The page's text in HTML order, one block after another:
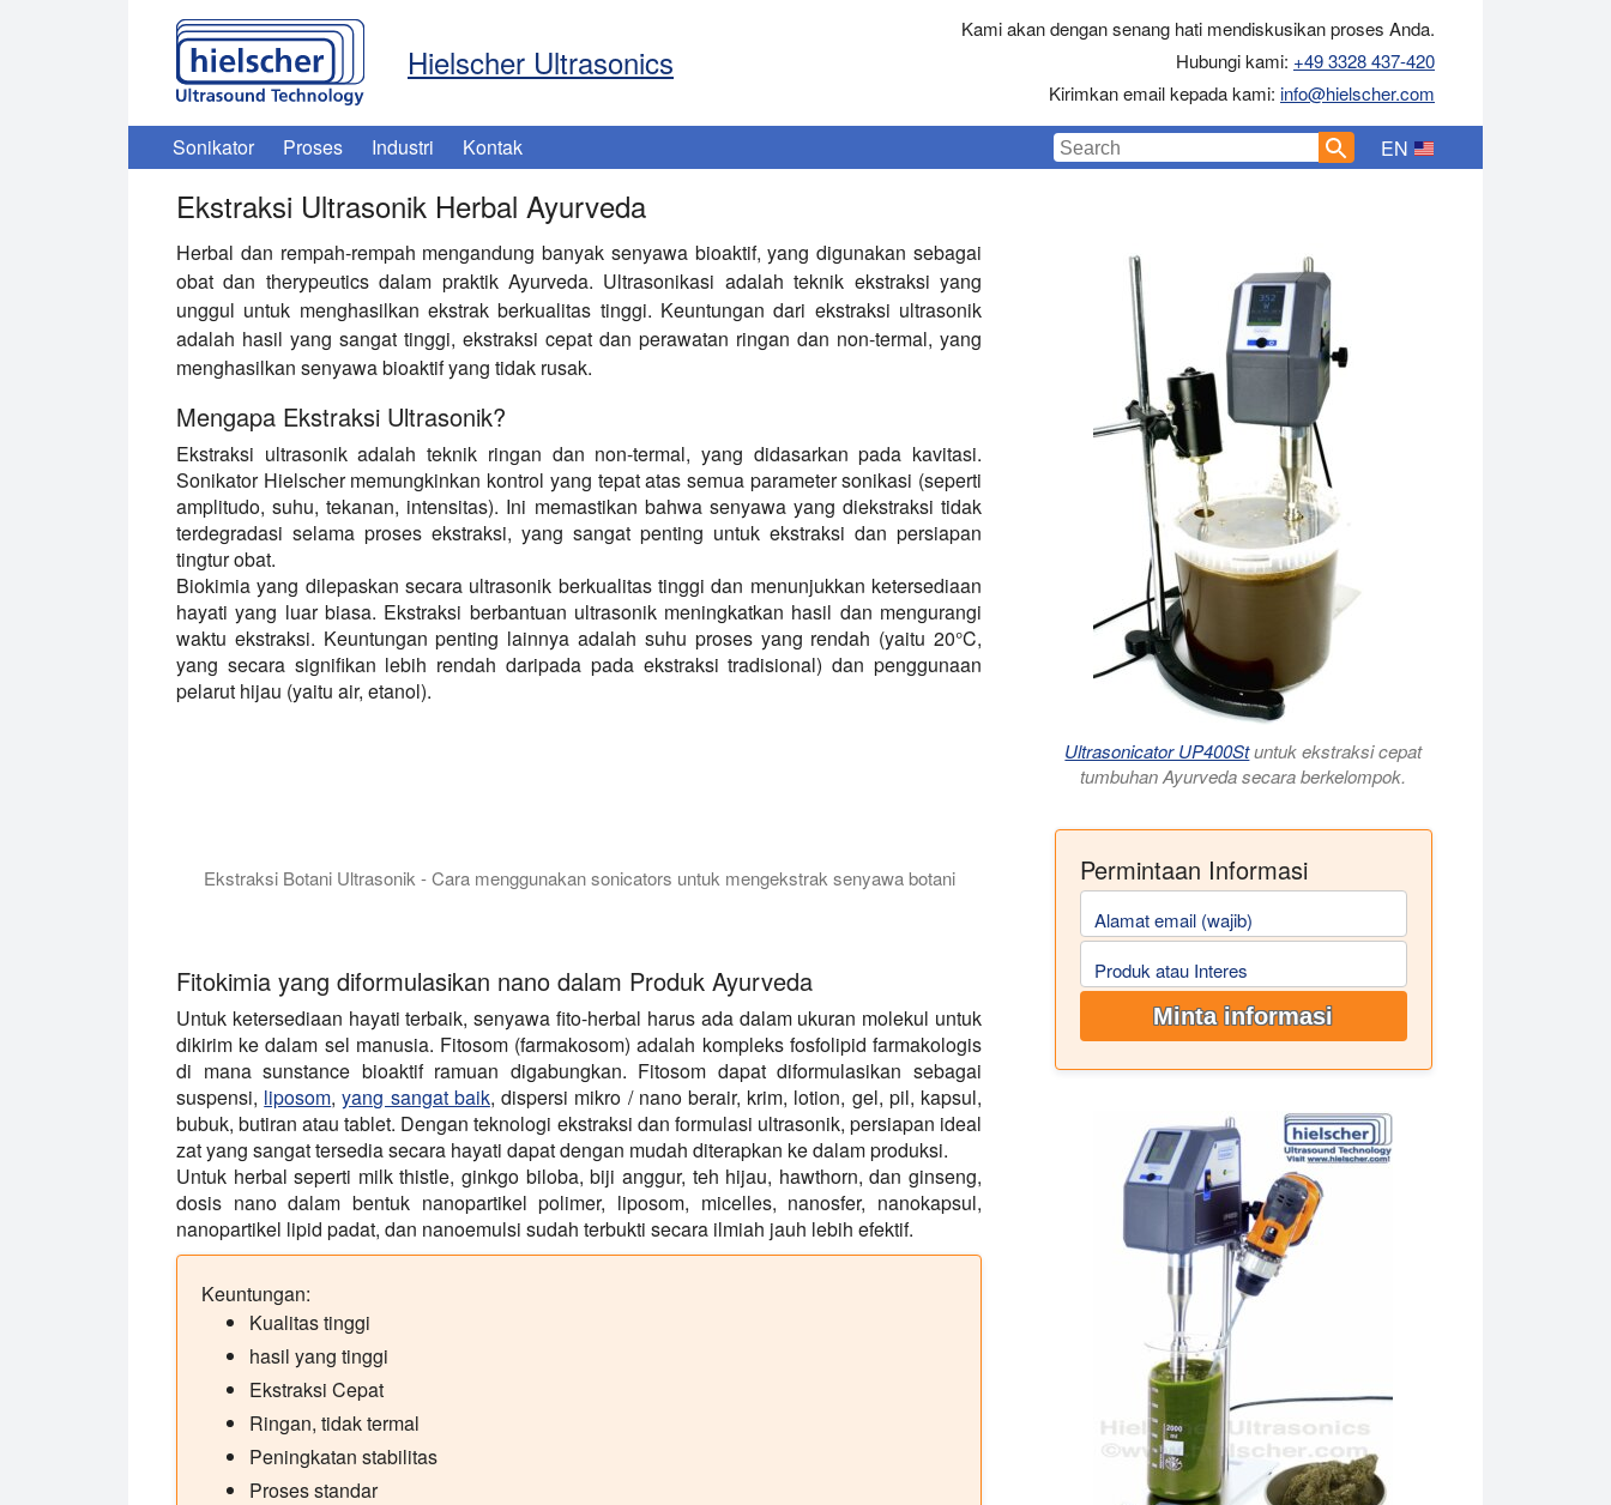
Hielscher Ultrasonics
Kami akan dengan senang hati mendiskusikan proses Anda.
Hubungi kami: +49 3328 437-420
Kirimkan email kepada kami: info@hielscher.com
Sonikator Proses Industri Kontak EN
Ekstraksi Ultrasonik Herbal Ayurveda
Herbal dan rempah-rempah mengandung banyak senyawa bioaktif, yang digunakan sebagai
obat dan therypeutics dalam praktik Ayurveda. Ultrasonikasi adalah teknik ekstraksi yang
unggul untuk menghasilkan ekstrak berkualitas tinggi. Keuntungan dari ekstraksi ultrasonik
adalah hasil yang sangat tinggi, ekstraksi cepat dan perawatan ringan dan non-termal, yang
menghasilkan senyawa bioaktif yang tidak rusak.
Mengapa Ekstraksi Ultrasonik?
Ekstraksi ultrasonik adalah teknik ringan dan non-termal, yang didasarkan pada kavitasi.
Sonikator Hielscher memungkinkan kontrol yang tepat atas semua parameter sonikasi (seperti
amplitudo, suhu, tekanan, intensitas). Ini memastikan bahwa senyawa yang diekstraksi tidak
terdegradasi selama proses ekstraksi, yang sangat penting untuk ekstraksi dan persiapan
tingtur obat.
Biokimia yang dilepaskan secara ultrasonik berkualitas tinggi dan menunjukkan ketersediaan
hayati yang luar biasa. Ekstraksi berbantuan ultrasonik meningkatkan hasil dan mengurangi
waktu ekstraksi. Keuntungan penting lainnya adalah suhu proses yang rendah (yaitu 20°C,
yang secara signifikan lebih rendah daripada pada ekstraksi tradisional) dan penggunaan
pelarut hijau (yaitu air, etanol).
Ultrasonicator UP400Stuntuk ekstraksi cepat
tumbuhan Ayurveda secara berkelompok.
Ekstraksi Botani Ultrasonik - Cara menggunakan sonicators untuk mengekstrak senyawa botani
Dalam presentasi ini kami memperkenalkan Anda pada pembuatan ekstrak botani. Kami menjelaskan tantangan memproduksi ekstrak botani berkualitas tinggi
Fitokimia yang diformulasikan nano dalam Produk Ayurveda
Untuk ketersediaan hayati terbaik, senyawa fito-herbal harus ada dalam ukuran molekul untuk
dikirim ke dalam sel manusia. Fitosom (farmakosom) adalah kompleks fosfolipid farmakologis
di mana sunstance bioaktif ramuan digabungkan. Fitosom dapat diformulasikan sebagai
suspensi, liposom,yang sangat baik, dispersi mikro / nano berair, krim, lotion, gel, pil, kapsul,
bubuk, butiran atau tablet. Dengan teknologi ekstraksi dan formulasi ultrasonik, persiapan ideal
zat yang sangat tersedia secara hayati dapat dengan mudah diterapkan ke dalam produksi.
Untuk herbal seperti milk thistle, ginkgo biloba, biji anggur, teh hijau, hawthorn, dan ginseng,
dosis nano dalam bentuk nanopartikel polimer, liposom, micelles, nanosfer, nanokapsul,
nanopartikel lipid padat, dan nanoemulsi sudah terbukti secara ilmiah jauh lebih efektif.
Keuntungan:
Kualitas tinggi
hasil yang tinggi
Ekstraksi Cepat
Ringan, tidak termal
Peningkatan stabilitas
Proses standar
Permintaan Informasi
Alamat email (wajib)
Produk atau Interes
Minta informasi